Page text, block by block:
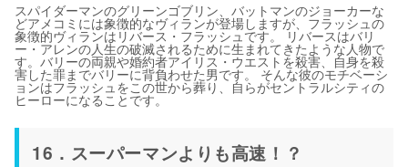
スパイダーマンのグリーンゴブリン、バットマンのジョーカーな
どアメコミには象徴的なヴィランが登場しますが、フラッシュの
象徴的ヴィランはリバース・フラッシュです。 リバースはバリ
ー・アレンの人生の破滅されるために生まれてきたような人物で
す。バリーの両親や婚約者アイリス・ウエストを殺害、自身を殺
害した罪までバリーに背負わせた男です。 そんな彼のモチベーシ
ョンはフラッシュをこの世から葬り、自らがセントラルシティの
ヒーローになることです。
16．スーパーマンよりも高速！？